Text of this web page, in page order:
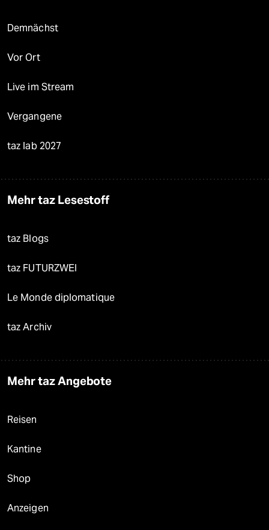
Demnächst
Vor Ort
Live im Stream
Vergangene
taz lab 2027
Mehr taz Lesestoff
taz Blogs
taz FUTURZWEI
Le Monde diplomatique
taz Archiv
Mehr taz Angebote
Reisen
Kantine
Shop
Anzeigen